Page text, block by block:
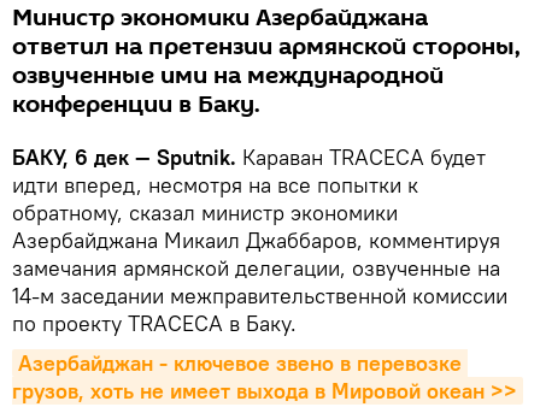
Министр экономики Азербайджана
ответил на претензии армянской стороны,
озвученные ими на международной
конференции в Баку.
БАКУ, 6 дек — Sputnik. Караван TRACECA будет
идти вперед, несмотря на все попытки к
обратному, сказал министр экономики
Азербайджана Микаил Джаббаров, комментируя
замечания армянской делегации, озвученные на
14-м заседании межправительственной комиссии
по проекту TRACECA в Баку.
Азербайджан - ключевое звено в перевозке
грузов, хоть не имеет выхода в Мировой океан >>